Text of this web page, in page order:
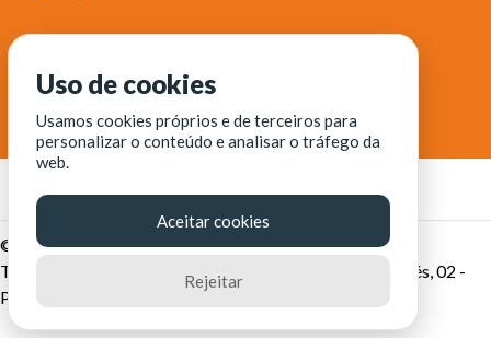
© Fortaleza Digital || CITINOVA - Fundação de Ciência,
Tecnologia e Inovação de Fortaleza - Rua dos Tremembés, 02 -
Praia de Iracema - Fortaleza-CE
Uso de cookies
Usamos cookies próprios e de terceiros para
personalizar o conteúdo e analisar o tráfego da
web.
Aceitar cookies
Rejeitar